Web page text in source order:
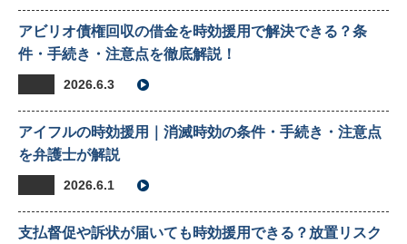
アビリオ債権回収の借金を時効援用で解決できる？条
件・手続き・注意点を徹底解説！
2026.6.3
アイフルの時効援用｜消滅時効の条件・手続き・注意点
を弁護士が解説
2026.6.1
支払督促や訴状が届いても時効援用できる？放置リスク